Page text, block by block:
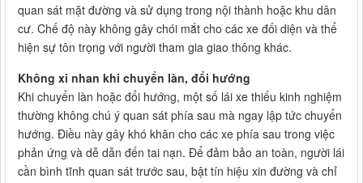
quan sát mặt đường và sử dụng trong nội thành hoặc khu dân
cư. Chế độ này không gây chói mắt cho các xe đối diện và thể
hiện sự tôn trọng với người tham gia giao thông khác.
Không xi nhan khi chuyển làn, đổi hướng
Khi chuyển làn hoặc đổi hướng, một số lái xe thiếu kinh nghiệm
thường không chú ý quan sát phía sau mà ngay lập tức chuyển
hướng. Điều này gây khó khăn cho các xe phía sau trong việc
phản ứng và dễ dẫn đến tai nạn. Để đảm bảo an toàn, người lái
cần bình tĩnh quan sát trước sau, bật tín hiệu xin đường và chỉ